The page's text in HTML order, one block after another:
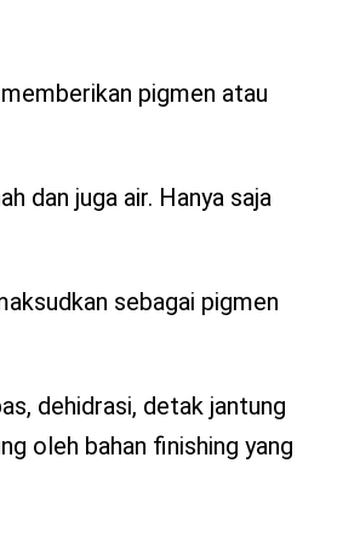
pigmen atau
dan juga air. Hanya saja
sebagai pigmen
dehidrasi, detak jantung
oleh bahan finishing yang